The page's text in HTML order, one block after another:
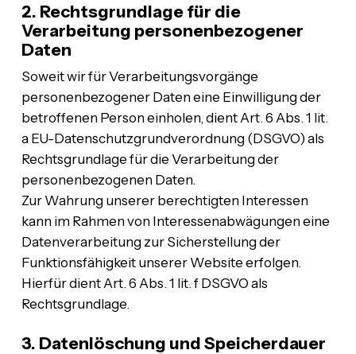
2. Rechtsgrundlage für die
Verarbeitung personenbezogener
Daten
Soweit wir für Verarbeitungsvorgänge
personenbezogener Daten eine Einwilligung der
betroffenen Person einholen, dient Art. 6 Abs. 1 lit.
a EU-Datenschutzgrundverordnung (DSGVO) als
Rechtsgrundlage für die Verarbeitung der
personenbezogenen Daten.
Zur Wahrung unserer berechtigten Interessen
kann im Rahmen von Interessenabwägungen eine
Datenverarbeitung zur Sicherstellung der
Funktionsfähigkeit unserer Website erfolgen.
Hierfür dient Art. 6 Abs. 1 lit. f DSGVO als
Rechtsgrundlage.
3. Datenlöschung und Speicherdauer